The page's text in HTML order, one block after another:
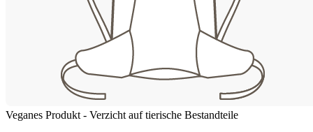
Veganes Produkt - Verzicht auf tierische Bestandteile